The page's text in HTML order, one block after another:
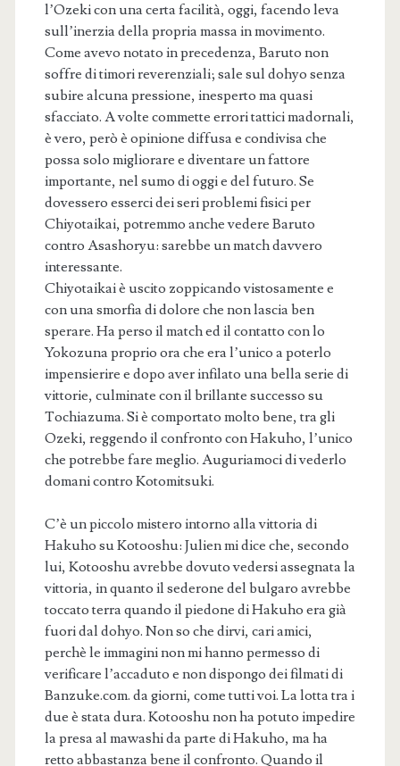
l’Ozeki con una certa facilità, oggi, facendo leva
sull’inerzia della propria massa in movimento.
Come avevo notato in precedenza, Baruto non
soffre di timori reverenziali; sale sul dohyo senza
subire alcuna pressione, inesperto ma quasi
sfacciato. A volte commette errori tattici madornali,
è vero, però è opinione diffusa e condivisa che
possa solo migliorare e diventare un fattore
importante, nel sumo di oggi e del futuro. Se
dovessero esserci dei seri problemi fisici per
Chiyotaikai, potremmo anche vedere Baruto
contro Asashoryu: sarebbe un match davvero
interessante.
Chiyotaikai è uscito zoppicando vistosamente e
con una smorfia di dolore che non lascia ben
sperare. Ha perso il match ed il contatto con lo
Yokozuna proprio ora che era l’unico a poterlo
impensierire e dopo aver infilato una bella serie di
vittorie, culminate con il brillante successo su
Tochiazuma. Si è comportato molto bene, tra gli
Ozeki, reggendo il confronto con Hakuho, l’unico
che potrebbe fare meglio. Auguriamoci di vederlo
domani contro Kotomitsuki.
C’è un piccolo mistero intorno alla vittoria di
Hakuho su Kotooshu: Julien mi dice che, secondo
lui, Kotooshu avrebbe dovuto vedersi assegnata la
vittoria, in quanto il sederone del bulgaro avrebbe
toccato terra quando il piedone di Hakuho era già
fuori dal dohyo. Non so che dirvi, cari amici,
perchè le immagini non mi hanno permesso di
verificare l’accaduto e non dispongo dei filmati di
Banzuke.com. da giorni, come tutti voi. La lotta tra i
due è stata dura. Kotooshu non ha potuto impedire
la presa al mawashi da parte di Hakuho, ma ha
retto abbastanza bene il confronto. Quando il